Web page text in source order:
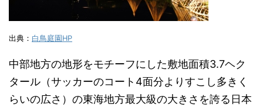
出典： 白鳥庭園HP
中部地方の地形をモチーフにした敷地面積3.7ヘク
タール（サッカーのコート4面分よりすこし多きく
らいの広さ）の東海地方最大級の大きさを誇る日本